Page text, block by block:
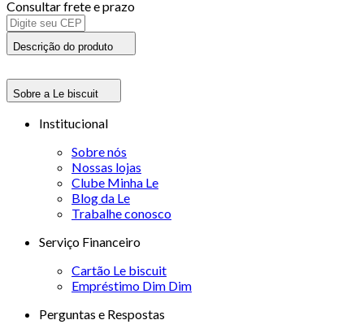
Consultar frete e prazo
Descrição do produto
Sobre a Le biscuit
Institucional
Sobre nós
Nossas lojas
Clube Minha Le
Blog da Le
Trabalhe conosco
Serviço Financeiro
Cartão Le biscuit
Empréstimo Dim Dim
Perguntas e Respostas